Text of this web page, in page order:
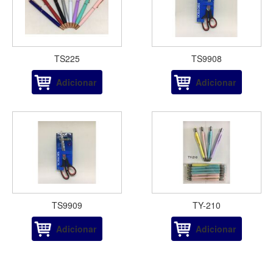
TS225
Adicionar
TS9908
Adicionar
TS9909
Adicionar
TY-210
Adicionar